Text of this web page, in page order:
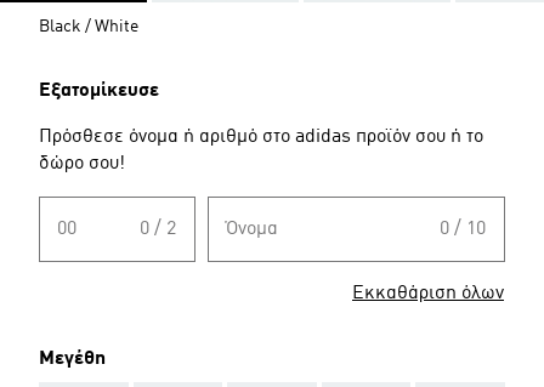
Black / White
Εξατομίκευσε
Πρόσθεσε όνομα ή αριθμό στο adidas προϊόν σου ή το
δώρο σου!
00 0 / 2 Όνομα 0 / 10
Εκκαθάριση όλων
Μεγέθη